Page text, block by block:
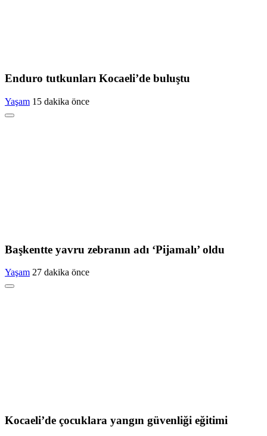
Enduro tutkunları Kocaeli’de buluştu
Yaşam 15 dakika önce
Başkentte yavru zebranın adı ‘Pijamalı’ oldu
Yaşam 27 dakika önce
Kocaeli’de çocuklara yangın güvenliği eğitimi